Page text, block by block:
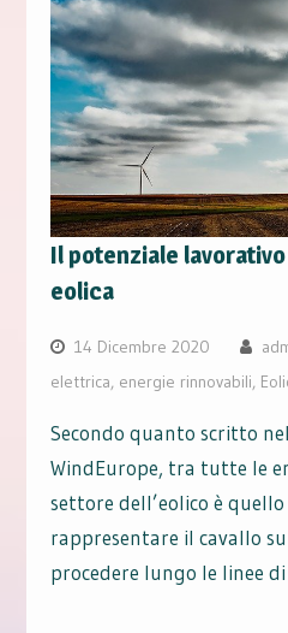
Il potenziale
eolica
14 Dicembre 2020
elettrica, energie rinnovabili,
Secondo quanto scritto
WindEurope, tra tutte le
settore dell’eolico è
rappresentare il cavallo
procedere lungo le linee